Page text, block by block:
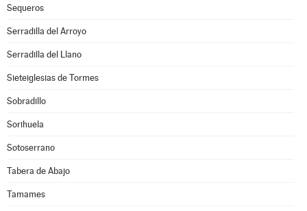
Sequeros
Serradilla del Arroyo
Serradilla del Llano
Sieteiglesias de Tormes
Sobradillo
Sorihuela
Sotoserrano
Tabera de Abajo
Tamames